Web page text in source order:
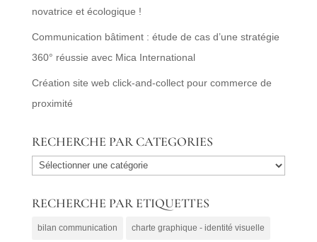
novatrice et écologique !
Communication bâtiment : étude de cas d’une stratégie
360° réussie avec Mica International
Création site web click-and-collect pour commerce de
proximité
RECHERCHE PAR CATEGORIES
RECHERCHE
CATEGORIES
RECHERCHE PAR ETIQUETTES
bilan communication charte graphique - identité visuelle